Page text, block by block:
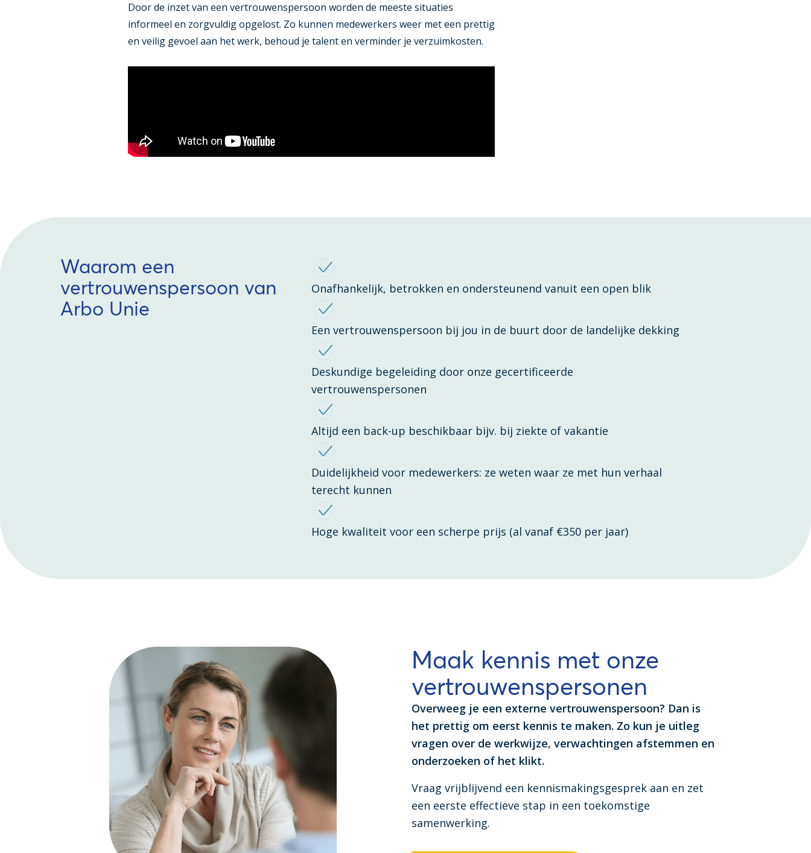
Door de inzet van een vertrouwenspersoon worden de meeste situaties
informeel en zorgvuldig opgelost. Zo kunnen medewerkers weer met een prettig
en veilig gevoel aan het werk, behoud je talent en verminder je verzuimkosten.
Waarom een
vertrouwenspersoon van
Arbo Unie
Onafhankelijk, betrokken en ondersteunend vanuit een open blik
Een vertrouwenspersoon bij jou in de buurt door de landelijke dekking
Deskundige begeleiding door onze gecertificeerde
vertrouwenspersonen
Altijd een back-up beschikbaar bijv. bij ziekte of vakantie
Duidelijkheid voor medewerkers: ze weten waar ze met hun verhaal
terecht kunnen
Hoge kwaliteit voor een scherpe prijs (al vanaf €350 per jaar)
Maak kennis met onze
vertrouwenspersonen
Overweeg je een externe vertrouwenspersoon? Dan is
het prettig om eerst kennis te maken. Zo kun je uitleg
vragen over de werkwijze, verwachtingen afstemmen en
onderzoeken of het klikt.
Vraag vrijblijvend een kennismakingsgesprek aan en zet
een eerste effectieve stap in een toekomstige
samenwerking.